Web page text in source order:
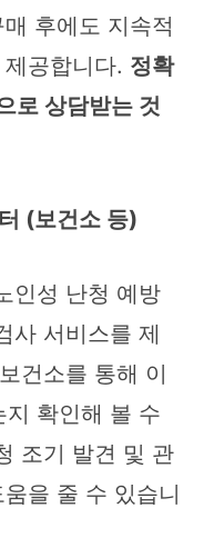
후에도 지속적
공합니다. 정확
로 상담받는 것
(보건소 등)
인성 난청 예방
사 서비스를 제
건소를 통해 이
지 확인해 볼 수
조기 발견 및 관
을 줄 수 있습니